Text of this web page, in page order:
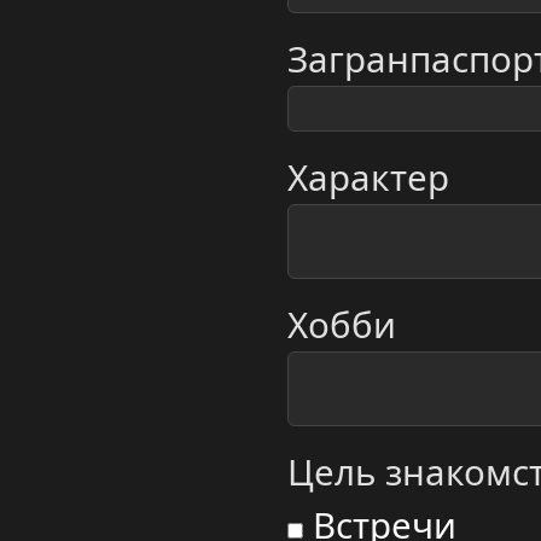
Характер
Хобби
Цель
Встречи